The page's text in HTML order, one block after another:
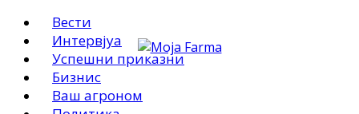
Вести
Интервјуа
Успешни приказни
Бизнис
Ваш агроном